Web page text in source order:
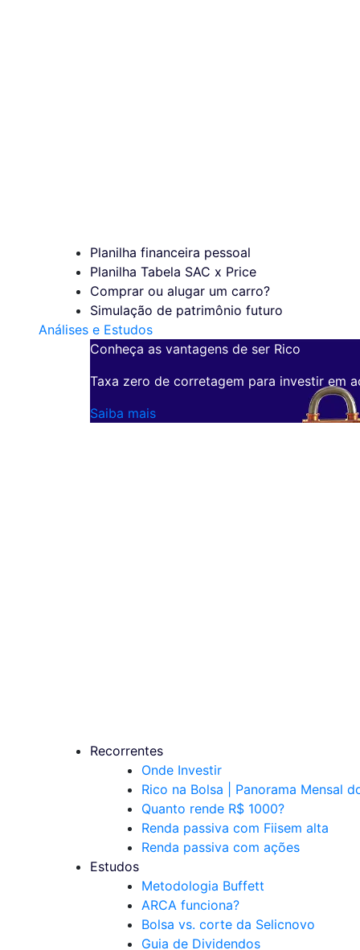
Planilha financeira pessoal
Planilha Tabela SAC x Price
Comprar ou alugar um carro?
Simulação de patrimônio futuro
Análises e Estudos
Conheça as vantagens de ser Rico
Taxa zero de corretagem para investir em
Saiba mais
Recorrentes
Onde Investir
Rico na Bolsa | Panorama Mensal
Quanto rende R$ 1000?
Renda passiva com Fiisem alta
Renda passiva com ações
Estudos
Metodologia Buffett
ARCA funciona?
Bolsa vs. corte da Selicnovo
Guia de Dividendos